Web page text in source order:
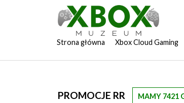
Strona główna Xbox Cloud Gaming
PROMOCJE RR MAMY 7421